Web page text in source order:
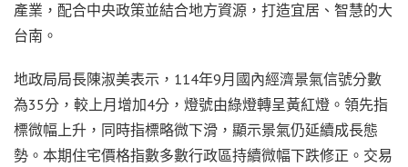
產業，配合中央政策並結合地方資源，打造宜居、智慧的大
台南。
地政局局長陳淑美表示，114年9月國內經濟景氣信號分數
為35分，較上月增加4分，燈號由綠燈轉呈黃紅燈。領先指
標微幅上升，同時指標略微下滑，顯示景氣仍延續成長態
勢。本期住宅價格指數多數行政區持續微幅下跌修正。交易